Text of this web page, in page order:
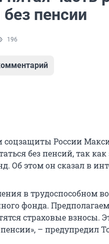
без пенсии
196
соцзащиты России
без пенсий, так
Об этом он сказал в
в трудоспособном
фонда.
страховые взносы.
– предупредил